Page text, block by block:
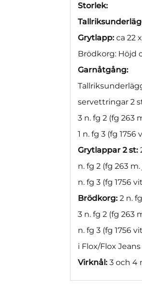
Storlek:
Grytlapp: ca 22
Brödkorg: Höjd
Garnåtgång:
servettringar 2
3 n. fg 2 (fg 263
1 n. fg 3 (fg 1756
Grytlappar 2 st:
n. fg 2 (fg 263
n. fg 3 (fg 1756
Brödkorg: 2 n.
3 n. fg 2 (fg 263
n. fg 3 (fg 1756
i Flox/Flox Jeans
Virknål: 3 och 4